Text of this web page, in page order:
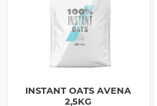
INSTANT OATS AVENA
2,5KG